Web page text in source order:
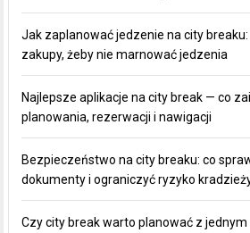
Jak zaplanować jedzenie na city breaku:
zakupy, żeby nie marnować jedzenia
Najlepsze aplikacje na city break — co
planowania, rezerwacji i nawigacji
Bezpieczeństwo na city breaku: co
dokumenty i ograniczyć ryzyko
Czy city break warto planować z